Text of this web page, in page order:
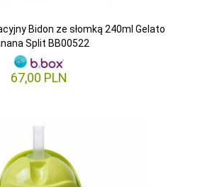
Bidon ze słomką 240ml Gelato
Split BB00522
67,00 PLN